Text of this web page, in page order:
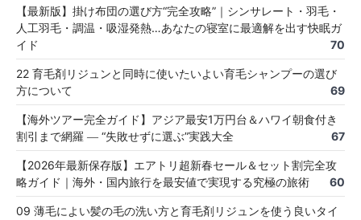
【最新版】掛け布団の選び方“完全攻略”｜シンサレート・羽毛・
人工羽毛・調温・吸湿発熱…あなたの寝室に最適解を出す快眠ガ
イド
70
22 育毛剤リジュンと同時に使いたいよい育毛シャンプーの選び
方について
69
【海外ツアー完全ガイド】アジア最安1万円台＆ハワイ朝食付き
割引まで網羅 ― “失敗せずに選ぶ”実践大全
67
【2026年最新保存版】エアトリ超新春セール＆セット割完全攻
略ガイド｜海外・国内旅行を最安値で実現する究極の旅術
60
09 薄毛によい髪の毛の洗い方と育毛剤リジュンを使う良いタイ